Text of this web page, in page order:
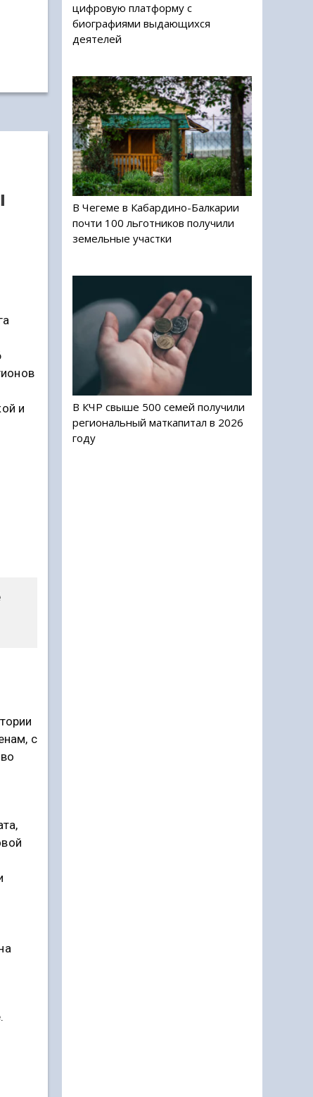
и
с
цифровую платформу с
биографиями выдающихся
деятелей
В Чегеме в Кабардино-Балкарии
почти 100 льготников получили
земельные участки
В КЧР свыше 500 семей получили
региональный маткапитал в 2026
году